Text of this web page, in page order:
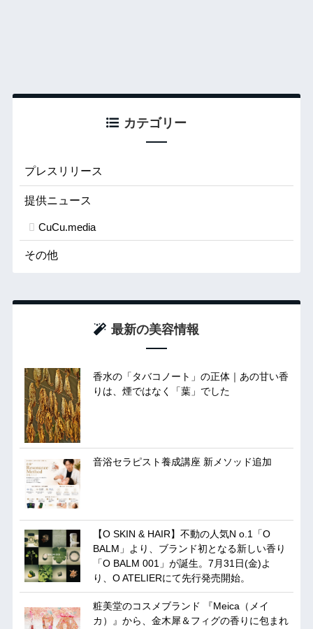
カテゴリー
プレスリリース
提供ニュース
CuCu.media
その他
最新の美容情報
香水の「タバコノート」の正体｜あの甘い香
りは、煙ではなく「葉」でした
音浴セラピスト養成講座 新メソッド追加
【O SKIN & HAIR】不動の人気N o.1「O
BALM」より、ブランド初となる新しい香り
「O BALM 001」が誕生。7月31日(金)よ
り、O ATELIERにて先行発売開始。
粧美堂のコスメブランド 『Meica（メイ
カ）』から、金木犀＆フィグの香りに包まれ